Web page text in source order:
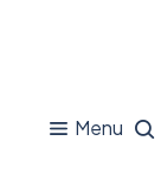
Menu